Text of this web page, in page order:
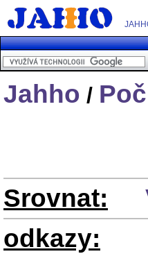
Jahho /
Srovnat:
odkazy: